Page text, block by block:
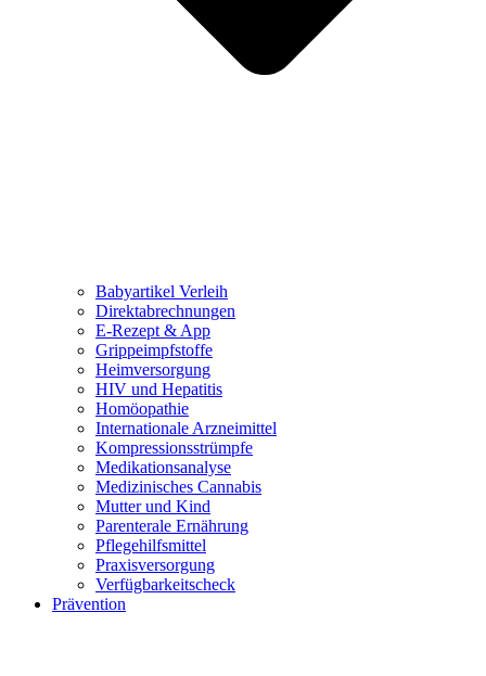
Babyartikel Verleih
Direktabrechnungen
E-Rezept & App
Grippeimpfstoffe
Heimversorgung
HIV und Hepatitis
Homöopathie
Internationale Arzneimittel
Kompressionsstrümpfe
Medikationsanalyse
Medizinisches Cannabis
Mutter und Kind
Parenterale Ernährung
Pflegehilfsmittel
Praxisversorgung
Verfügbarkeitscheck
Prävention